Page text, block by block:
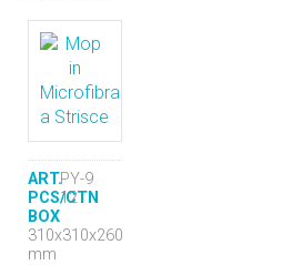
ART.PY-9
PCS/CTN
12
BOX
310x310x260
mm